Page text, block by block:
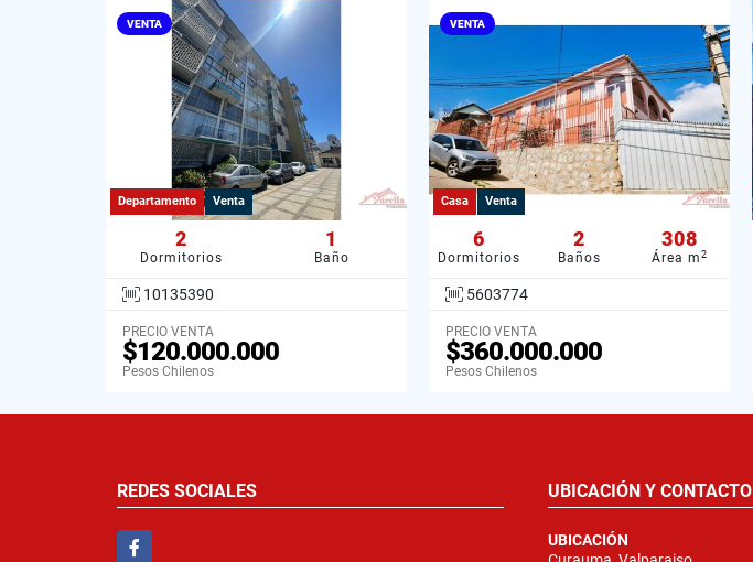
VENTA
Departamento Venta
2
Dormitorios
1
Baño
10135390
PRECIO VENTA
$120.000.000
Pesos Chilenos
VENTA
Casa Venta
6
Dormitorios
2
Baños
308
Área m 2
5603774
PRECIO VENTA
$360.000.000
Pesos Chilenos
REDES SOCIALES
Facebook
UBICACIÓN Y CONTACTO
UBICACIÓN